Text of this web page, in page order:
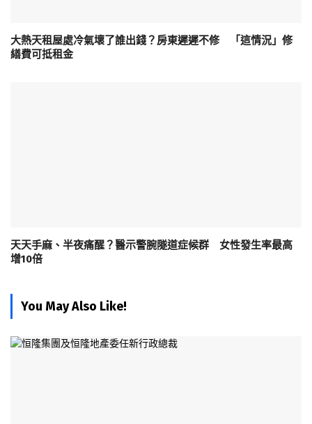
大熱天租屋處冷氣壞了誰出錢？房東遲遲不修 「這情況」修
繕費可抵租金
天天手麻、半夜痛醒？醫示警腕隧道症候群 女性發生率最高
增10倍
You May Also Like!